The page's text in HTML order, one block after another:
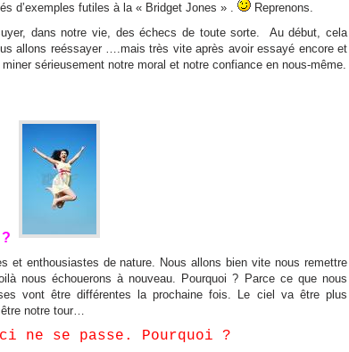
d’exemples futiles à la « Bridget Jones » .
Reprenons.
dans notre vie, des échecs de toute sorte. Au début, cela
allons reéssayer ….mais très vite après avoir essayé encore et
sérieusement notre moral et notre confiance en nous-même.
et enthousiastes de nature. Nous allons bien vite nous remettre
nous échouerons à nouveau. Pourquoi ? Parce ce que nous
vont être différentes la prochaine fois. Le ciel va être plus
notre tour…
ne se passe. Pourquoi ?